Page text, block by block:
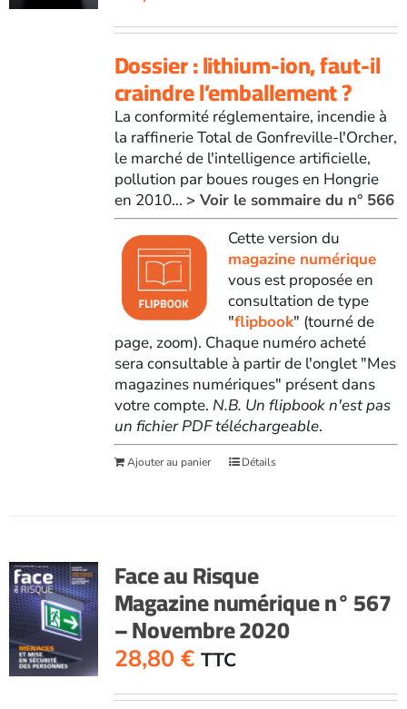
Dossier : lithium-ion, faut-il
craindre l’emballement ?
La conformité réglementaire, incendie à
la raffinerie Total de Gonfreville-l'Orcher,
le marché de l'intelligence artificielle,
pollution par boues rouges en Hongrie
en 2010... > Voir le sommaire du n° 566
Cette version du
magazine numérique
vous est proposée en
consultation de type
"flipbook" (tourné de
page, zoom). Chaque numéro acheté
sera consultable à partir de l'onglet "Mes
magazines numériques" présent dans
votre compte. N.B. Un flipbook n'est pas
un fichier PDF téléchargeable.
Ajouter au panier Détails
Face au Risque
Magazine numérique n° 567
– Novembre 2020
28,80 € TTC